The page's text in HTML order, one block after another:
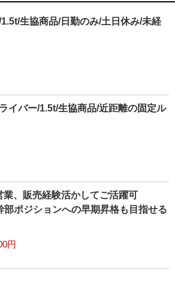
生協商品/日勤のみ/土日休み/未経
イバー/1.5t/生協商品/近距離の固定ル
業、販売経験活かしてご活躍可
ポジションへの早期昇格も目指せる
円